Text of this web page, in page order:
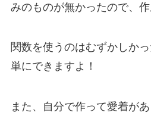
みのものが無かったので、作
関数を使うのはむずかしか
単にできますよ！
また、自分で作って愛着が